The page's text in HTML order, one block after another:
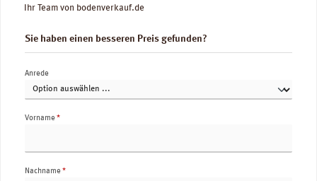
Ihr Team von bodenverkauf.de
Sie haben einen besseren Preis gefunden?
Anrede
Vorname *
Nachname *